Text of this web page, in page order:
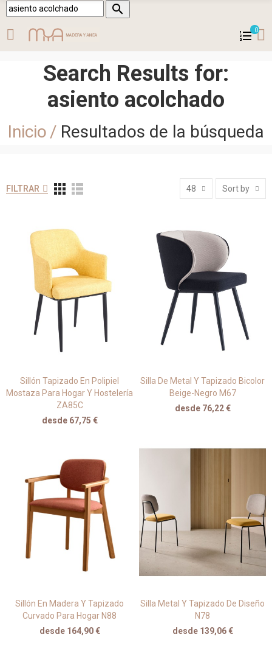

0
Search Results for:
asiento acolchado
Inicio Resultados de la búsqueda
FILTRAR 48 Sort by
Sillón Tapizado En Polipiel
Mostaza Para Hogar Y Hostelería
ZA85C
desde 67,75 €
Silla De Metal Y Tapizado Bicolor
Beige-Negro M67
desde 76,22 €
Sillón En Madera Y Tapizado
Curvado Para Hogar N88
desde 164,90 €
Silla Metal Y Tapizado De Diseño
N78
desde 139,06 €